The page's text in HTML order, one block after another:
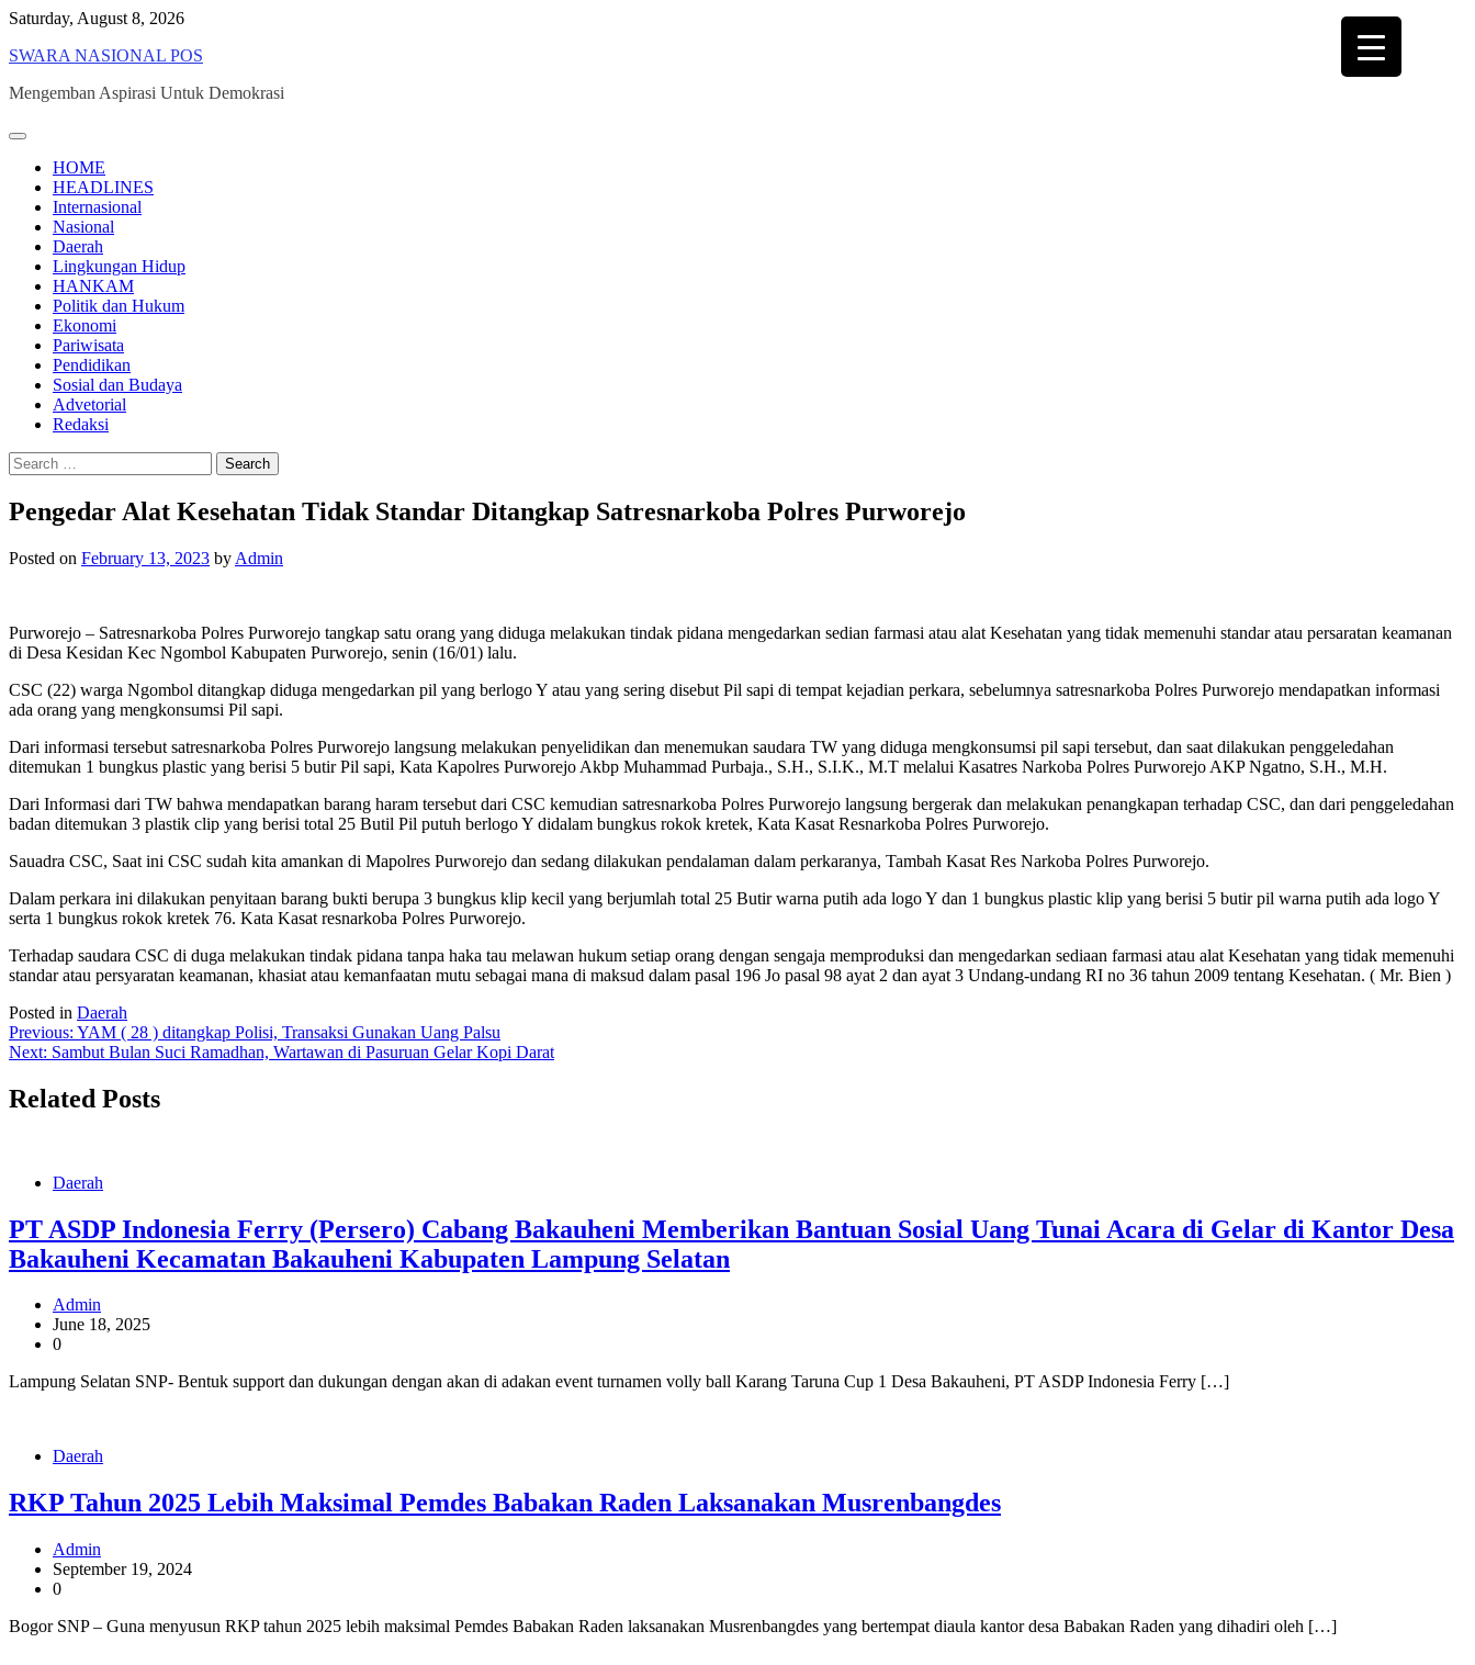
Skip
content
Saturday, August 8, 2026
SWARA NASIONAL POS
Mengemban Aspirasi Untuk Demokrasi
HOME
HEADLINES
Internasional
Nasional
Daerah
Lingkungan Hidup
HANKAM
Politik dan Hukum
Ekonomi
Pariwisata
Pendidikan
Sosial dan Budaya
Advetorial
Redaksi
Search
for:
Pengedar Alat Kesehatan Tidak Standar Ditangkap Satresnarkoba Polres Purworejo
Posted on February 13, 2023 by Admin
Purworejo – Satresnarkoba Polres Purworejo tangkap satu orang yang diduga melakukan tindak pidana mengedarkan sedian farmasi atau alat Kesehatan yang tidak memenuhi standar atau persaratan keamanan
di Desa Kesidan Kec Ngombol Kabupaten Purworejo, senin (16/01) lalu.
CSC (22) warga Ngombol ditangkap diduga mengedarkan pil yang berlogo Y atau yang sering disebut Pil sapi di tempat kejadian perkara, sebelumnya satresnarkoba Polres Purworejo mendapatkan informasi
ada orang yang mengkonsumsi Pil sapi.
Dari informasi tersebut satresnarkoba Polres Purworejo langsung melakukan penyelidikan dan menemukan saudara TW yang diduga mengkonsumsi pil sapi tersebut, dan saat dilakukan penggeledahan
ditemukan 1 bungkus plastic yang berisi 5 butir Pil sapi, Kata Kapolres Purworejo Akbp Muhammad Purbaja., S.H., S.I.K., M.T melalui Kasatres Narkoba Polres Purworejo AKP Ngatno, S.H., M.H.
Dari Informasi dari TW bahwa mendapatkan barang haram tersebut dari CSC kemudian satresnarkoba Polres Purworejo langsung bergerak dan melakukan penangkapan terhadap CSC, dan dari penggeledahan
badan ditemukan 3 plastik clip yang berisi total 25 Butil Pil putuh berlogo Y didalam bungkus rokok kretek, Kata Kasat Resnarkoba Polres Purworejo.
Sauadra CSC, Saat ini CSC sudah kita amankan di Mapolres Purworejo dan sedang dilakukan pendalaman dalam perkaranya, Tambah Kasat Res Narkoba Polres Purworejo.
Dalam perkara ini dilakukan penyitaan barang bukti berupa 3 bungkus klip kecil yang berjumlah total 25 Butir warna putih ada logo Y dan 1 bungkus plastic klip yang berisi 5 butir pil warna putih ada logo Y
serta 1 bungkus rokok kretek 76. Kata Kasat resnarkoba Polres Purworejo.
Terhadap saudara CSC di duga melakukan tindak pidana tanpa haka tau melawan hukum setiap orang dengan sengaja memproduksi dan mengedarkan sediaan farmasi atau alat Kesehatan yang tidak memenuhi
standar atau persyaratan keamanan, khasiat atau kemanfaatan mutu sebagai mana di maksud dalam pasal 196 Jo pasal 98 ayat 2 dan ayat 3 Undang-undang RI no 36 tahun 2009 tentang Kesehatan. ( Mr. Bien )
Posted in Daerah
Post
navigation
Previous: YAM ( 28 ) ditangkap Polisi, Transaksi Gunakan Uang Palsu
Next: Sambut Bulan Suci Ramadhan, Wartawan di Pasuruan Gelar Kopi Darat
Related Posts
Daerah
PT ASDP Indonesia Ferry (Persero) Cabang Bakauheni Memberikan Bantuan Sosial Uang Tunai Acara di Gelar di Kantor Desa
Bakauheni Kecamatan Bakauheni Kabupaten Lampung Selatan
Admin
June 18, 2025
0
Lampung Selatan SNP- Bentuk support dan dukungan dengan akan di adakan event turnamen volly ball Karang Taruna Cup 1 Desa Bakauheni, PT ASDP Indonesia Ferry […]
Daerah
RKP Tahun 2025 Lebih Maksimal Pemdes Babakan Raden Laksanakan Musrenbangdes
Admin
September 19, 2024
0
Bogor SNP – Guna menyusun RKP tahun 2025 lebih maksimal Pemdes Babakan Raden laksanakan Musrenbangdes yang bertempat diaula kantor desa Babakan Raden yang dihadiri oleh […]